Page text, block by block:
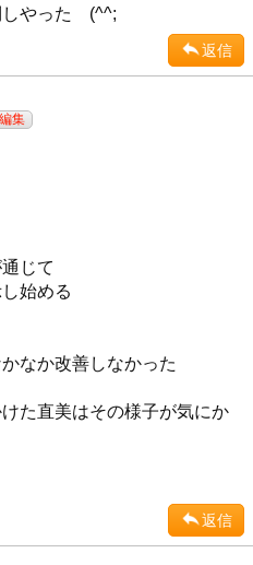
しやった (^^;
返信
じて
始める
なか改善しなかった
た直美はその様子が気にか
返信